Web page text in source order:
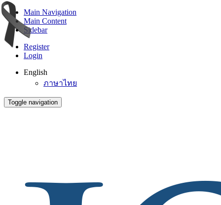
Main Navigation
Main Content
Sidebar
Register
Login
English
ภาษาไทย
Toggle navigation